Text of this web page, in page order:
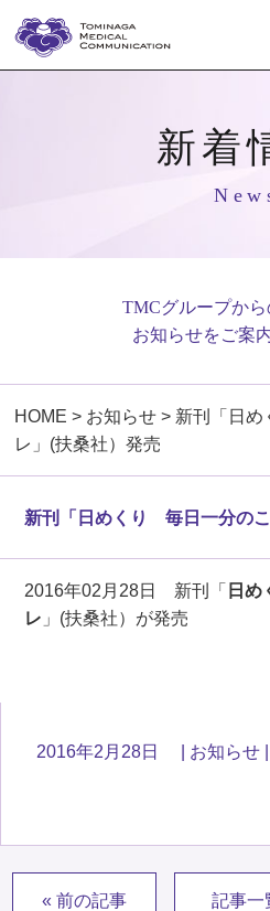
新着
TMCグループか
お知らせをご案
HOME > お知らせ > 新刊「日
レ」(扶桑社）発売
新刊「日めくり 毎日一分の
2016年02月28日 新刊「 日
レ 」(扶桑社）が発売
2016年2月28日 お知らせ
« 前の記事 記事一